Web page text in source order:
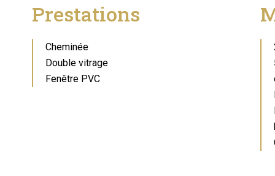
Prestations
Cheminée
Double vitrage
Fenêtre PVC